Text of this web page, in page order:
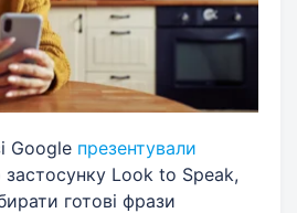
Google презентували
застосунку Look to Speak,
готові фрази